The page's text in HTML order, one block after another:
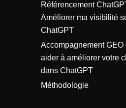
Référencement
Améliorer ma visibilité
ChatGPT
Accompagnement
aider à améliorer votre
dans ChatGPT
Méthodologie